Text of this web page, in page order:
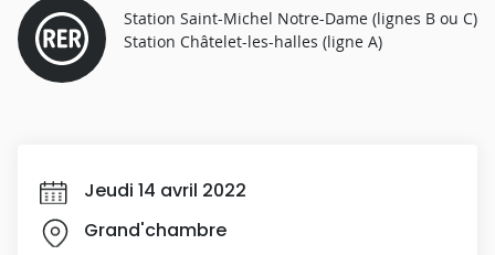
Station Saint-Michel Notre-Dame (lignes B ou C)
Station Châtelet-les-halles (ligne A)
Jeudi 14 avril 2022
Grand'chambre